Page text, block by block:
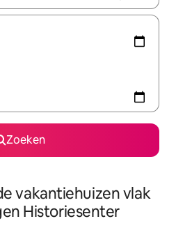
Zoeken
vakantiehuizen vlak
Historiesenter